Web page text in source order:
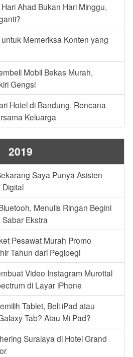
Ahad Bukan Hari Minggu,
Memeriksa Konten yang
Mobil Bekas Murah,
Gengsi
Hotel di Bandung, Rencana
Keluarga
2019
Saya Punya Asisten
Menulis Ringan Begini
Ekstra
Pesawat Murah Promo
Tahun dari Pegipegi
Video Instagram Murottal
di Layar iPhone
Tablet, Beli iPad atau
Tab? Atau Mi Pad?
Suralaya di Hotel Grand